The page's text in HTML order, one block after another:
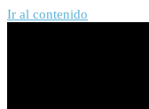
Ir al contenido